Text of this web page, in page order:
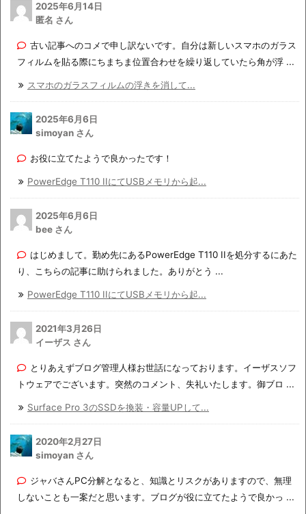
2025年6月14日
匿名 さん
古い記事へのコメで申し訳ないです。自分は新しいスマホのガラス
フィルムを貼る際にちまちま位置合わせを繰り返していたら角が浮 ...
スマホのガラスフィルムの浮きを消して...
2025年6月6日
simoyan さん
お役に立てたようで良かったです！
PowerEdge T110 IIにてUSBメモリから起...
2025年6月6日
bee さん
はじめまして。勤め先にあるPowerEdge T110 IIを処分するにあた
り、こちらの記事に助けられました。ありがとう ...
PowerEdge T110 IIにてUSBメモリから起...
2021年3月26日
イーザス さん
とりあえずブログ管理人様お世話になっております。イーザスソフ
トウェアでございます。突然のコメント、失礼いたします。御ブロ ...
Surface Pro 3のSSDを換装・容量UPして...
2020年2月27日
simoyan さん
ジャバさんPC分解となると、知識とリスクがありますので、無理
しないことも一案だと思います。ブログが役に立てたようで良かっ ...